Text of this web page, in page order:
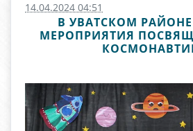
14.04.2024 04:51
В УВАТСКОМ
МЕРОПРИЯТИЯ